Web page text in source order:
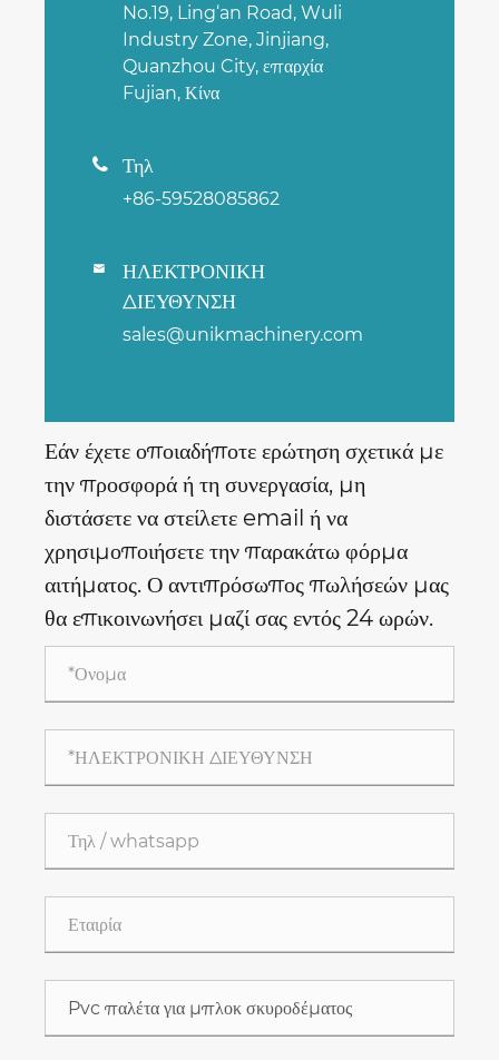
No.19, Ling‘an Road, Wuli
Industry Zone, Jinjiang,
Quanzhou City, επαρχία
Fujian, Κίνα
 Τηλ
+86-59528085862

ΗΛΕΚΤΡΟΝΙΚΗ
ΔΙΕΥΘΥΝΣΗ
sales@unikmachinery.com
Εάν έχετε οποιαδήποτε ερώτηση σχετικά με
την προσφορά ή τη συνεργασία, μη
διστάσετε να στείλετε email ή να
χρησιμοποιήσετε την παρακάτω φόρμα
αιτήματος. Ο αντιπρόσωπος πωλήσεών μας
θα επικοινωνήσει μαζί σας εντός 24 ωρών.